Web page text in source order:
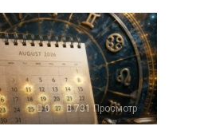
0 731 Просмотр